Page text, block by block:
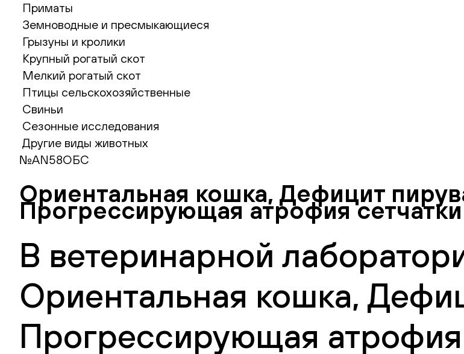
Приматы
Земноводные и пресмыкающиеся
Грызуны и кролики
Крупный рогатый скот
Мелкий рогатый скот
Птицы сельскохозяйственные
Свиньи
Сезонные исследования
Другие виды животных
№AN58ОБС
Ориентальная кошка, Дефицит
Прогрессирующая атрофия
В ветеринарной
Ориентальная кошка,
Прогрессирующая атрофия